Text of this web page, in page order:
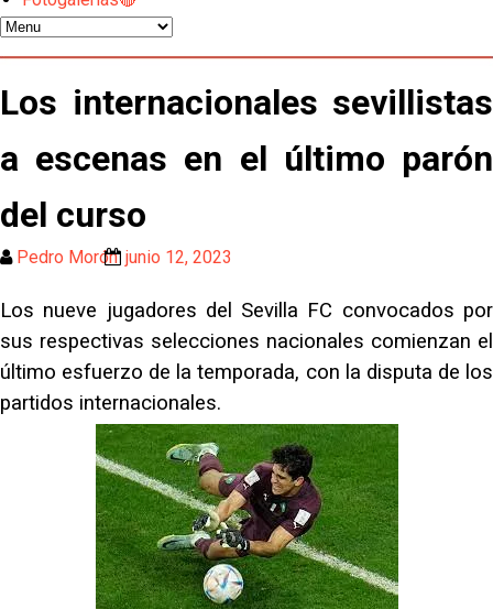
Oso es el siguiente en la lista para salir
El Sevilla FC oficializa la cesión de Rafa Mir al Aris
Juanlu se marcha traspasado al Bournemouth
tiene nuevo portero y el Getafe mueve ficha... Las
Vargas y Sow se incorporan al grupo en la sesión
del martes
Odysseas Vlachodimos: “El objetivo es mejorar la
temporada pasada”
El Sevilla FC empieza a inscribir a los nuevos
Opinión | "Carta abierta a Alberto Flores" por Rafa
El Sevilla oficializa el traspaso de Sow
Los internacionales sevillistas
a escenas en el último parón
del curso
Pedro Morón junio 12, 2023
Los nueve jugadores del Sevilla FC convocados por
sus respectivas selecciones nacionales comienzan el
último esfuerzo de la temporada, con la disputa de los
partidos internacionales.